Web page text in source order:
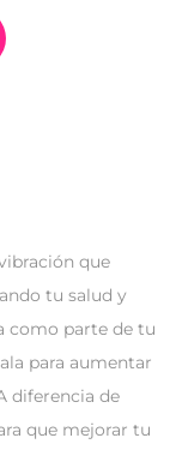
que
tu salud y
como parte de tu
para aumentar
diferencia de
que mejorar tu